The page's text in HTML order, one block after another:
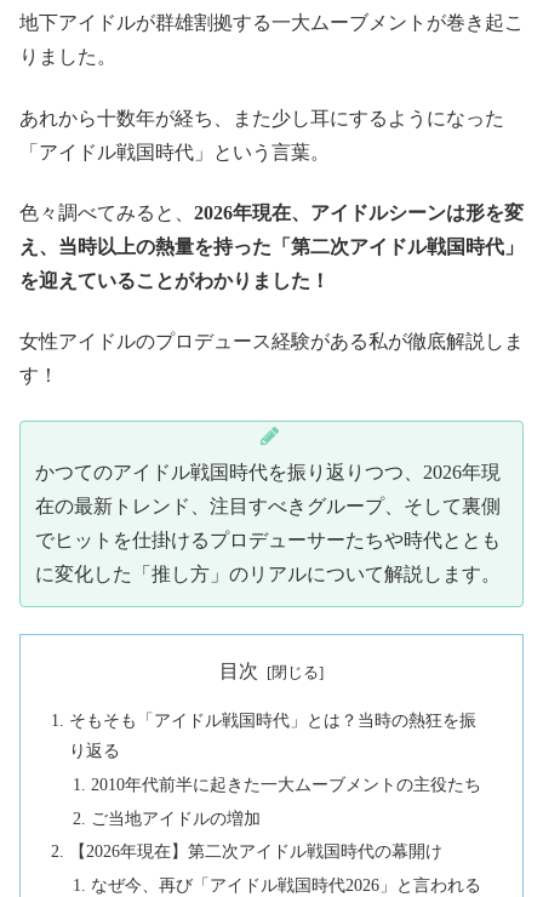
地下アイドルが群雄割拠する一大ムーブメントが巻き起こ
りました。
あれから十数年が経ち、また少し耳にするようになった
「アイドル戦国時代」という言葉。
色々調べてみると、 2026年現在、アイドルシーンは形を変
え、当時以上の熱量を持った「第二次アイドル戦国時代」
を迎えていることがわかりました！
女性アイドルのプロデュース経験がある私が徹底解説しま
す！
かつてのアイドル戦国時代を振り返りつつ、2026年現
在の最新トレンド、注目すべきグループ、そして裏側
でヒットを仕掛けるプロデューサーたちや時代ととも
に変化した「推し方」のリアルについて解説します。
目次
そもそも「アイドル戦国時代」とは？当時の熱狂を振
り返る
2010年代前半に起きた一大ムーブメントの主役たち
ご当地アイドルの増加
【2026年現在】第二次アイドル戦国時代の幕開け
なぜ今、再び「アイドル戦国時代2026」と言われる